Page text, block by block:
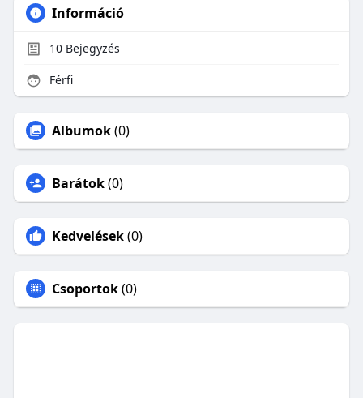
Információ
10Bejegyzés
Férfi
Albumok(0)
Barátok(0)
Kedvelések(0)
Csoportok(0)